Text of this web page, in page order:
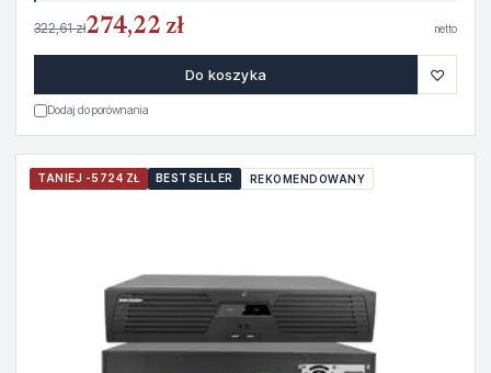
322,61 zł274,22 zł netto
Do koszyka ♡
Dodaj do porównania
TANIEJ -5724 ZŁ BESTSELLER REKOMENDOWANY